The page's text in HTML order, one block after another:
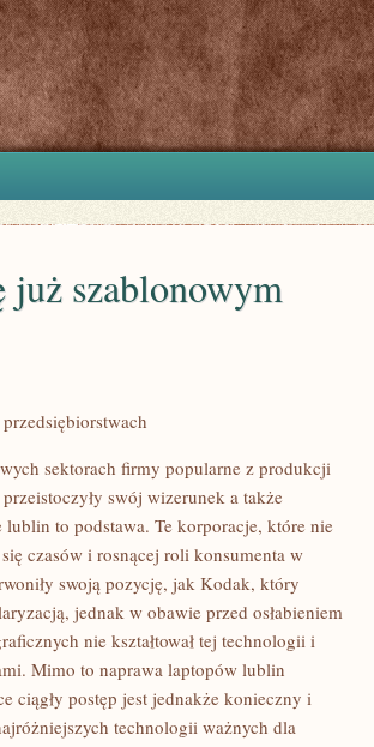
już szablonowym
sektorach firmy popularne z produkcji
swój wizerunek a także
to podstawa. Te korporacje, które nie
czasów i rosnącej roli konsumenta w
swoją pozycję, jak Kodak, który
jednak w obawie przed osłabieniem
nie kształtował tej technologii i
Mimo to naprawa laptopów lublin
ciągły postęp jest jednakże konieczny i
technologii ważnych dla